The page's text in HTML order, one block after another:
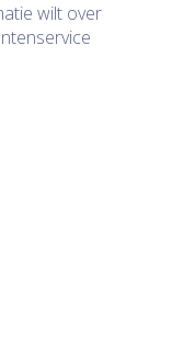
wilt over